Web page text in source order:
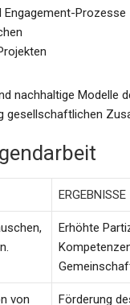
Engagement-Prozesse
nachhaltige Modelle
gesellschaftlichen
ERGEBNISSE
Erhöhte
von
Förderung